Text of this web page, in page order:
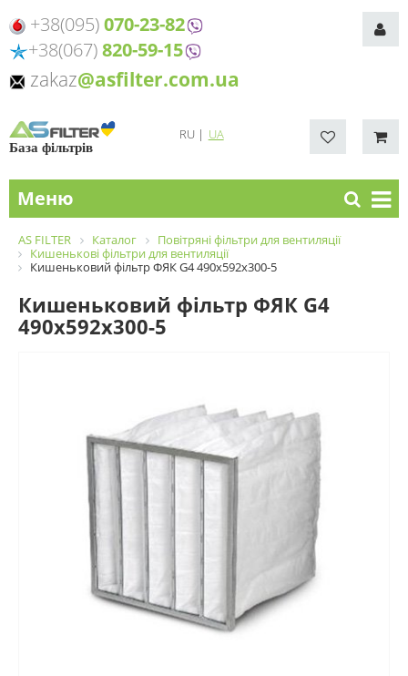
+38(095)070-23-82
+38(067)820-59-15
zakaz@asfilter.com.ua
База фільтрів
RU | UA
Меню
AS FILTER Каталог
Повітряні фільтри для вентиляції
Кишенькові фільтри для вентиляції
Кишеньковий фільтр ФЯК G4 490х592х300-5
Кишеньковий фільтр ФЯК G4
490х592х300-5